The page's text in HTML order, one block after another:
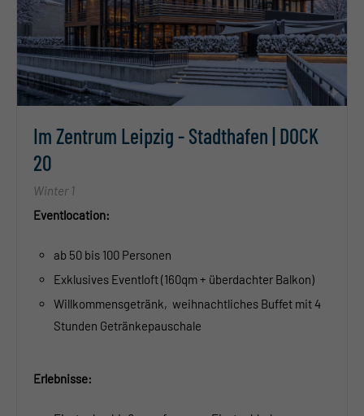
Im Zentrum Leipzig - Stadthafen | DOCK
20
Winter 1
Eventlocation:
ab 50 bis 100 Personen
Exklusives Eventloft (160qm + überdachter Balkon)
Willkommensgetränk, weihnachtliches Buffet mit 4
Stunden Getränkepauschale
Erlebnisse: